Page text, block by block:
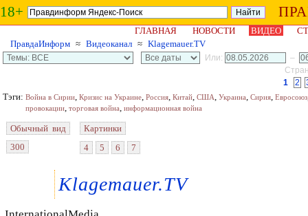
18+
ГЛАВНАЯ НОВОСТИ ВИДЕО
ПравдаИнформ ≈ Видеоканал ≈ Klagemauer.TV
Или:
–
1
2
Тэги: Война в Сирии, Кризис на Украине, Россия, Китай, США, Украина, Сирия, Евросоюз
провокации, торговая война, информационная война
Обычный вид
300
Картинки
4
5 6 7
Klagemauer.TV